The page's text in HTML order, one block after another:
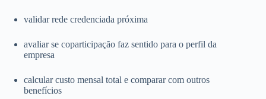
validar rede credenciada próxima
avaliar se coparticipação faz sentido para o perfil da
empresa
calcular custo mensal total e comparar com outros
benefícios